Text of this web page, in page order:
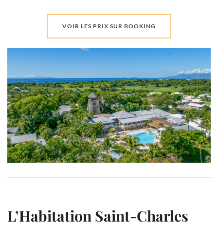
VOIR LES PRIX SUR BOOKING
L’Habitation Saint-Charles